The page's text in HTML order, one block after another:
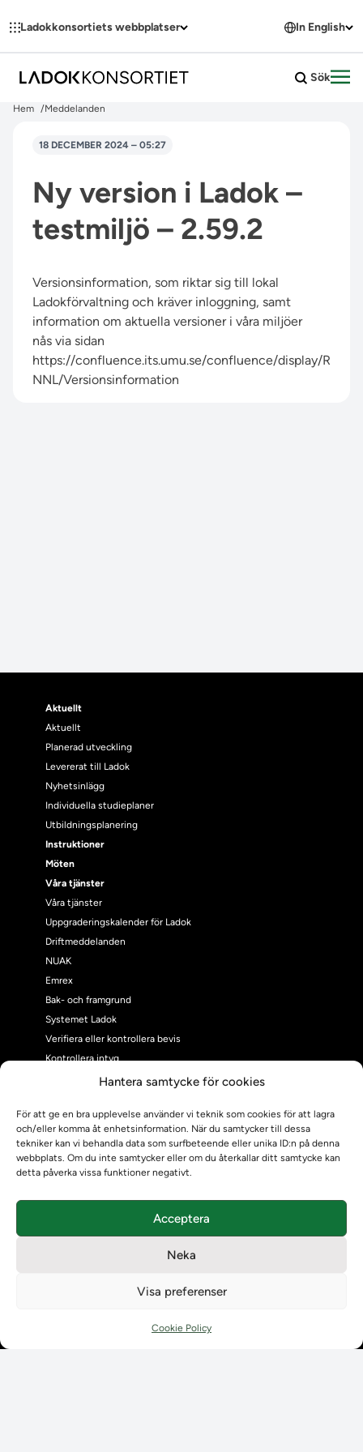
Hantera samtycke för cookies
För att ge en bra upplevelse använder vi teknik som cookies för att lagra
och/eller komma åt enhetsinformation. När du samtycker till dessa
tekniker kan vi behandla data som surfbeteende eller unika ID:n på denna
webbplats. Om du inte samtycker eller om du återkallar ditt samtycke kan
detta påverka vissa funktioner negativt.
Acceptera
Neka
Visa preferenser
Cookie Policy
Ladokkonsortiets webbplatser In English
Sök
Hem Meddelanden
18 DECEMBER 2024 – 05:27
Ny version i Ladok –
testmiljö – 2.59.2
Versionsinformation, som riktar sig till lokal
Ladokförvaltning och kräver inloggning, samt
information om aktuella versioner i våra miljöer
nås via sidan
https://confluence.its.umu.se/confluence/display/R
NNL/Versionsinformation
Aktuellt
Aktuellt
Planerad utveckling
Levererat till Ladok
Nyhetsinlägg
Individuella studieplaner
Utbildningsplanering
Instruktioner
Möten
Våra tjänster
Våra tjänster
Uppgraderingskalender för Ladok
Driftmeddelanden
NUAK
Emrex
Bak- och framgrund
Systemet Ladok
Verifiera eller kontrollera bevis
Kontrollera intyg
Om Ladokkonsortiet
Ladokkonsortiet internationellt
Vision, strategi och produktplan
Teamens sammansättning och arbetet på Ladokkonsortiet
Policyer och dokument
Kontaktuppgifter till lärosätenas Ladoksupport
Kontaktuppgifter till Ladokkonsortiet